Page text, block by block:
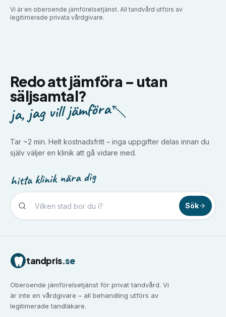
Vi är en oberoende jämförelsetjänst. All tandvård utförs av
legitimerade privata vårdgivare.
Redo att jämföra – utan
säljsamtal?
ja, jag vill jämföra
Tar ~2 min. Helt kostnadsfritt – inga uppgifter delas innan du
själv väljer en klinik att gå vidare med.
hitta klinik nära dig
Sök
Tandvård i
Tandvård iFalun
Tandvård i Göteborg
Tandvård iHalmstad
tandpris.se
Oberoende jämförelsetjänst för privat tandvård. Vi
är inte en vårdgivare – all behandling utförs av
legitimerade tandläkare.